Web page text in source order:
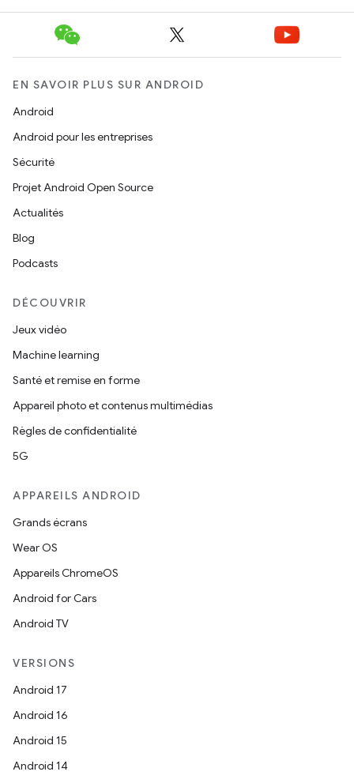
EN SAVOIR PLUS SUR ANDROID
Android
Android pour les entreprises
Sécurité
Projet Android Open Source
Actualités
Blog
Podcasts
DÉCOUVRIR
Jeux vidéo
Machine learning
Santé et remise en forme
Appareil photo et contenus multimédias
Règles de confidentialité
5G
APPAREILS ANDROID
Grands écrans
Wear OS
Appareils ChromeOS
Android for Cars
Android TV
VERSIONS
Android 17
Android 16
Android 15
Android 14